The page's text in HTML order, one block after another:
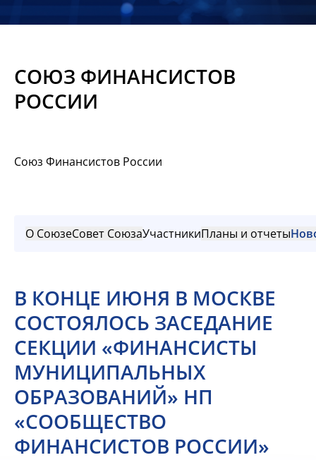
Материалы
СОЮЗ ФИНАНСИСТОВ
РОССИИ
Союз Финансистов России
О СоюзеСовет СоюзаУчастникиПланы и отчеты
В КОНЦЕ ИЮНЯ В МОСКВЕ
СОСТОЯЛОСЬ ЗАСЕДАНИЕ
СЕКЦИИ «ФИНАНСИСТЫ
МУНИЦИПАЛЬНЫХ
ОБРАЗОВАНИЙ» НП
«СООБЩЕСТВО
ФИНАНСИСТОВ РОССИИ»